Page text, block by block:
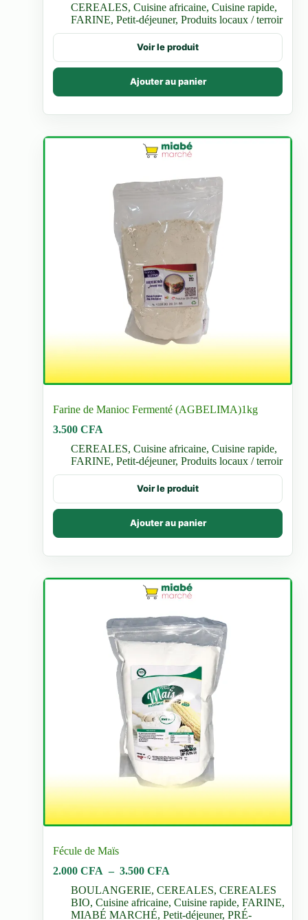
prix :
1.500 CFA
à
20.000 CFA
CEREALES,Cuisine africaine,Cuisine rapide,
FARINE,Petit-déjeuner,Produits locaux / terroir
Voir le produit
Ajouter au panier
Ce
a
plusieurs
Les
options
être
Farine de Manioc Fermenté (AGBELIMA)1kg
3.500CFA
CEREALES,Cuisine africaine,Cuisine rapide,
FARINE,Petit-déjeuner,Produits locaux / terroir
Voir le produit
Ajouter au panier
Fécule de Maïs
2.000CFA – 3.500CFA
prix :
2.000 CFA
BOULANGERIE,CEREALES,CEREALES
BIO,Cuisine africaine,Cuisine rapide,FARINE,
MIABÉ MARCHÉ,Petit-déjeuner,PRÉ-